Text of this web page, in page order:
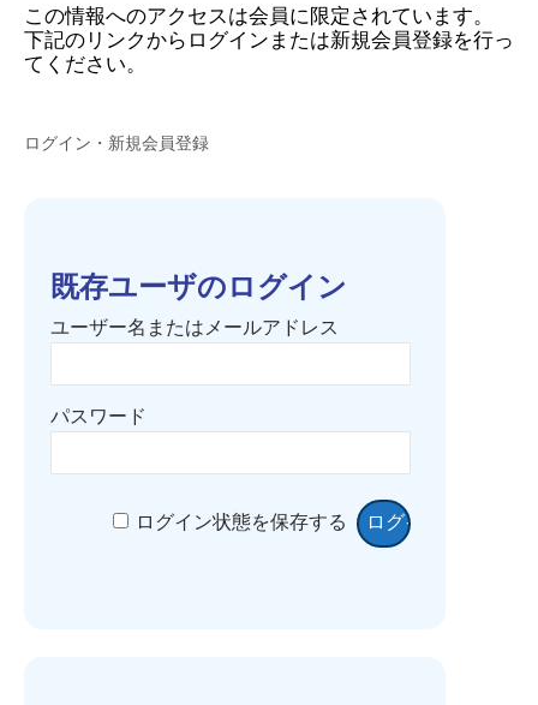
この情報へのアクセスは会員に限定されています。
下記のリンクからログインまたは新規会員登録を行っ
てください。
ログイン・新規会員登録
既存ユーザのログイン
ユーザー名またはメールアドレス
パスワード
ログイン状態を保存する